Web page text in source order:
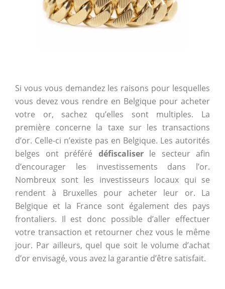
Si vous vous demandez les raisons pour lesquelles
vous devez vous rendre en Belgique pour acheter
votre or, sachez qu’elles sont multiples. La
première concerne la taxe sur les transactions
d’or. Celle-ci n’existe pas en Belgique. Les autorités
belges ont préféré défiscaliserle secteur afin
d’encourager les investissements dans l’or.
Nombreux sont les investisseurs locaux qui se
rendent à Bruxelles pour acheter leur or. La
Belgique et la France sont également des pays
frontaliers. Il est donc possible d’aller effectuer
votre transaction et retourner chez vous le même
jour. Par ailleurs, quel que soit le volume d’achat
d’or envisagé, vous avez la garantie d’être satisfait.